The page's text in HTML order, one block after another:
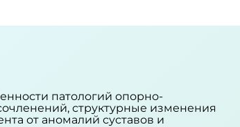
патологий опорно-
структурные изменения
от аномалий суставов и